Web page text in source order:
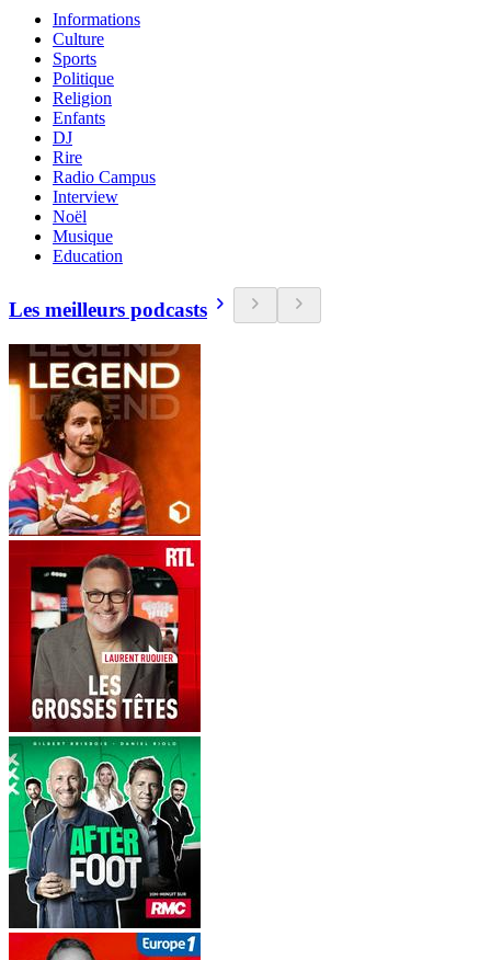
Informations
Culture
Sports
Politique
Religion
Enfants
DJ
Rire
Radio Campus
Interview
Noël
Musique
Education
Les meilleurs podcasts